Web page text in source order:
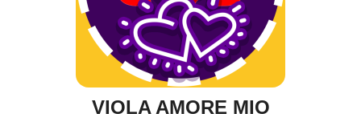
VIOLA AMORE MIO